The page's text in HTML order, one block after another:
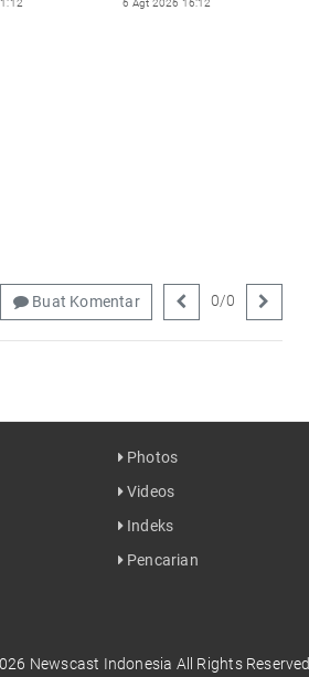
6 Agt 2026 16:12
Buat Komentar 0/0
Photos
Videos
Indeks
Pencarian
Newscast Indonesia All Rights Reserved